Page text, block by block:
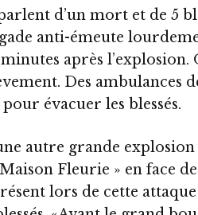
d’un mort et de 5
anti-émeute
après l’explosion.
Des ambulances
évacuer les blessés.
autre grande
Fleurie » en face
lors de cette